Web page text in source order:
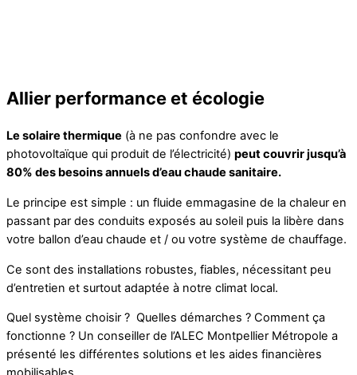
Allier performance et écologie
Le solaire thermique (à ne pas confondre avec le
photovoltaïque qui produit de l’électricité) peut couvrir jusqu’à
80% des besoins annuels d’eau chaude sanitaire.
Le principe est simple : un fluide emmagasine de la chaleur en
passant par des conduits exposés au soleil puis la libère dans
votre ballon d’eau chaude et / ou votre système de chauffage.
Ce sont des installations robustes, fiables, nécessitant peu
d’entretien et surtout adaptée à notre climat local.
Quel système choisir ? Quelles démarches ? Comment ça
fonctionne ? Un conseiller de l’ALEC Montpellier Métropole a
présenté les différentes solutions et les aides financières